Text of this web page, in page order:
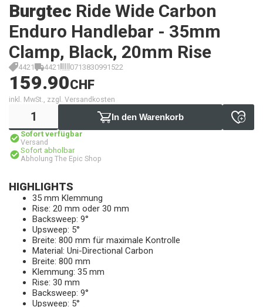
Burgtec Ride Wide Carbon
Enduro Handlebar - 35mm
Clamp, Black, 20mm Rise
4421 4421 0713830991522
159.90CHF
inkl. MwSt., zzgl. Versandkosten
In den Warenkorb
Sofort verfügbar
Versand
Sofort abholbar
Abholung The Epic Shop
HIGHLIGHTS
35 mm Klemmung
Rise: 20 mm oder 30 mm
Backsweep: 9°
Upsweep: 5°
Breite: 800 mm für maximale Kontrolle
Material: Uni-Directional Carbon
Breite: 800 mm
Klemmung: 35 mm
Rise: 30 mm
Backsweep: 9°
Upsweep: 5°